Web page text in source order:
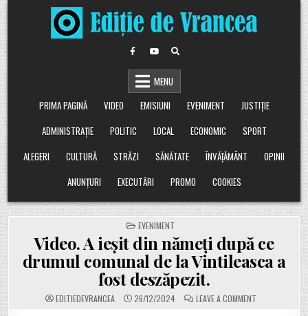
Skip
to
content
MENU
PRIMA PAGINĂ
VIDEO EMISIUNI EVENIMENT
JUSTIȚIE
ADMINISTRAȚIE
POLITIC LOCAL ECONOMIC
SPORT
ALEGERI
CULTURĂ STRĂZI SĂNĂTATE ÎNVĂȚĂMÂNT
OPINII
ANUNȚURI
EXECUTĂRI PROMO COOKIES
POSTED
IN
EVENIMENT
Video. A ieșit din nămeți după ce
drumul comunal de la Vintileasca a
fost deszăpezit.
EDITIEDEVRANCEA 26/12/2024 LEAVE A COMMENTON
VIDEO.